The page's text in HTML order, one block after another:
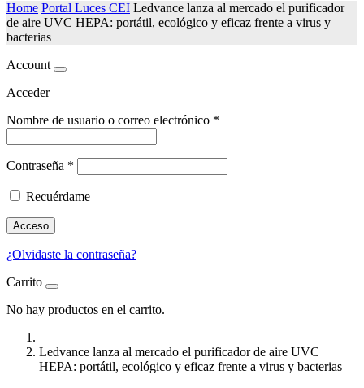
Home Portal Luces CEI Ledvance lanza al mercado el purificador
de aire UVC HEPA: portátil, ecológico y eficaz frente a virus y
bacterias
Account
Acceder
Nombre de usuario o correo electrónico *
Contraseña *
Recuérdame
Acceso
¿Olvidaste la contraseña?
Carrito
No hay productos en el carrito.
Ledvance lanza al mercado el purificador de aire UVC
HEPA: portátil, ecológico y eficaz frente a virus y bacterias